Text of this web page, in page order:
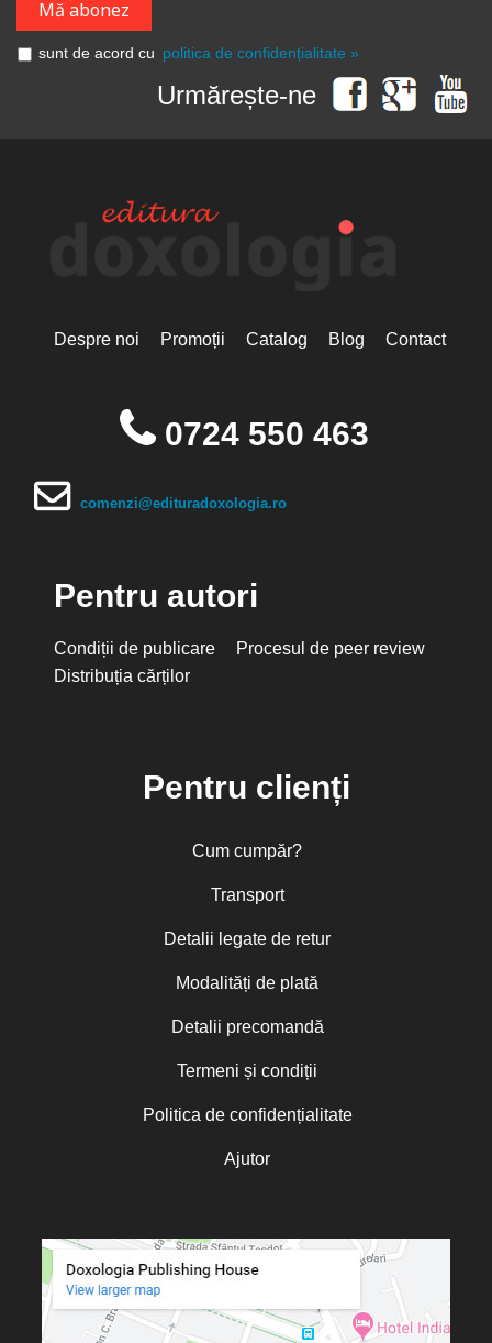
sunt de acord cu politica de confidențialitate »
Urmărește-ne
Despre noi Promoții Catalog Blog Contact
0724 550 463
comenzi@edituradoxologia.ro
Pentru autori
Condiții de publicare
Procesul de peer review
Distribuția cărților
Pentru clienți
Cum cumpăr?
Transport
Detalii legate de retur
Modalități de plată
Detalii precomandă
Termeni și condiții
Politica de confidențialitate
Ajutor